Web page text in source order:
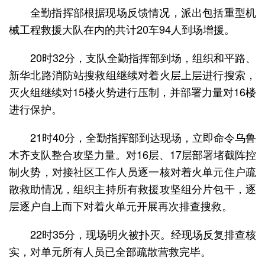
全勤指挥部根据现场反馈情况，派出包括重型机
械工程救援大队在内的共计20车94人到场增援。
20时32分，支队全勤指挥部到场，组织和平路、
新华北路消防站搜救组继续对着火层上层进行搜索，
灭火组继续对15楼火势进行压制，并部署力量对16楼
进行保护。
21时40分，全勤指挥部到达现场，立即命令乌鲁
木齐支队整合攻坚力量。对16层、17层部署堵截阵控
制火势，对接社区工作人员逐一核对着火单元住户疏
散救助情况，组织主持所有救援攻坚组分片包干，逐
层逐户自上而下对着火单元开展再次排查搜救。
22时35分，现场明火被扑灭。经现场反复排查核
实，对单元所有人员已全部疏散营救完毕。